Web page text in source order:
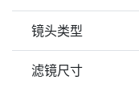
镜头类型
滤镜尺寸